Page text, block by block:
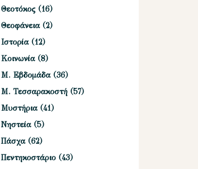
Θεοτόκος (16)
Θεοφάνεια(2)
Ιστορία(12)
Κοινωνία(8)
Μ. Εβδομάδα(36)
Μ. Τεσσαρακοστή (57)
Μυστήρια(41)
Νηστεία(5)
Πάσχα(62)
Πεντηκοστάριο (43)